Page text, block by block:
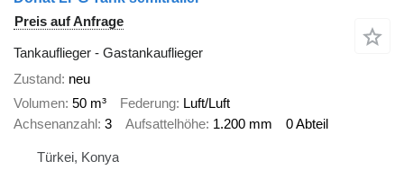
Preis auf Anfrage
Tankauflieger - Gastankauflieger
Zustand neu
Volumen 50 m³ Federung Luft/Luft
Achsenanzahl 3 Aufsattelhöhe 1.200 mm 0 Abteil
Türkei, Konya